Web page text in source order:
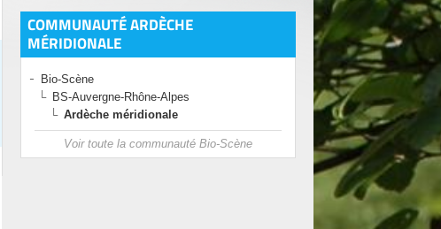
COMMUNAUTÉ ARDÈCHE
MÉRIDIONALE
Bio-Scène
BS-Auvergne-Rhône-Alpes
Ardèche méridionale
Voir toute la communauté Bio-Scène